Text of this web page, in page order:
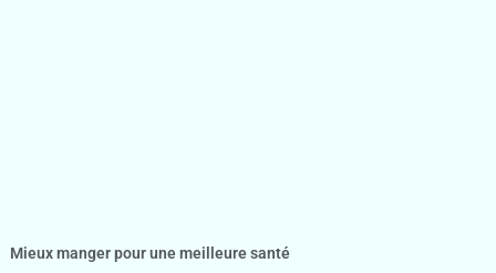
Mieux manger pour une meilleure santé